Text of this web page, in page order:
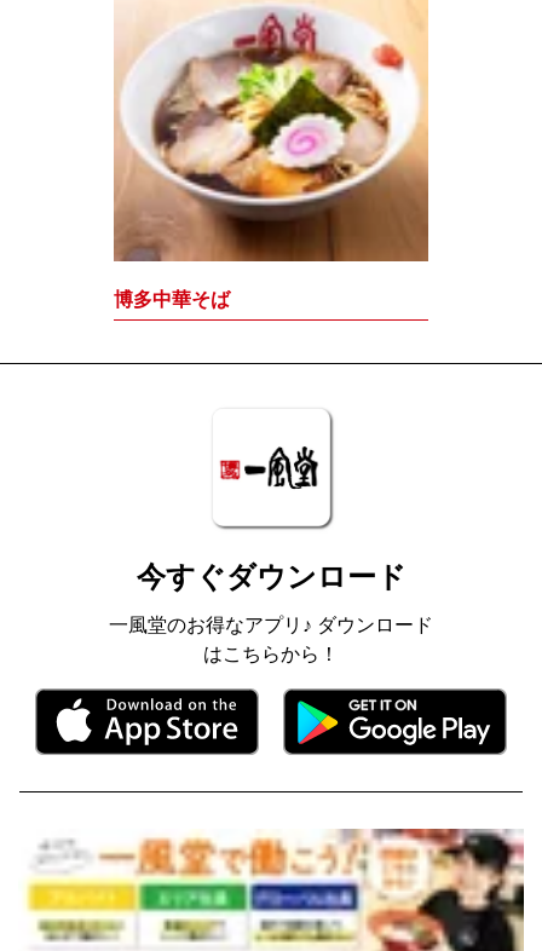
博多中華そば
今すぐダウンロード
一風堂のお得なアプリ♪ ダウンロード
はこちらから！